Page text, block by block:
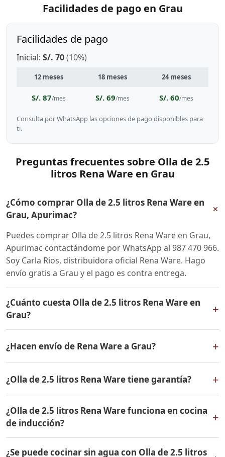
Facilidades de pago en Grau
Facilidades de pago
Inicial: S/. 70(10%)
12 meses 18 meses 24 meses
S/. 87/mes S/. 69/mes S/. 60/mes
Consulta por WhatsApp las opciones de pago disponibles para
ti.
Preguntas frecuentes sobre Olla de 2.5
litros Rena Ware en Grau
¿Cómo comprar Olla de 2.5 litros Rena Ware en
Grau, Apurimac?
+
Puedes comprar Olla de 2.5 litros Rena Ware en Grau,
Apurimac contactándome por WhatsApp al 987 470 966.
Soy Carla Rios, distribuidora oficial Rena Ware. Hago
envío gratis a Grau y el pago es contra entrega.
¿Cuánto cuesta Olla de 2.5 litros Rena Ware en
Grau?
+
todo el Perú. Contáctame por WhatsApp para conocer
el precio actual, promociones disponibles y facilidades
de pago en cuotas desde el 10% de inicial.
¿Hacen envío de Rena Ware a Grau? +
a Grau, Apurimac y a todo el Perú. El pago es contra
entrega.
¿Olla de 2.5 litros Rena Ware tiene garantía? +
vida contra defectos de fabricación. Todos los
productos Rena Ware están fabricados en acero
inoxidable quirúrgico 18/10 de la más alta calidad.
¿Olla de 2.5 litros Rena Ware funciona en cocina
de inducción?
+
¿Se puede cocinar sin agua con Olla de 2.5 litros